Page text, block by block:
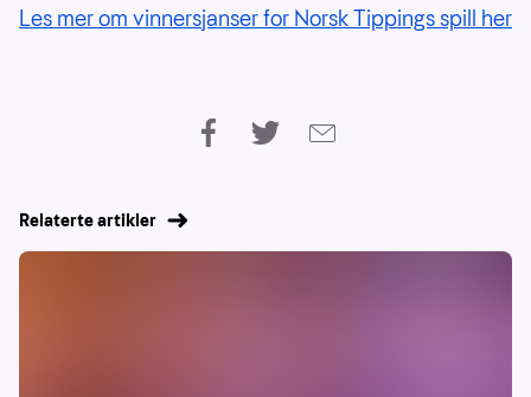
Les mer om vinnersjanser for Norsk Tippings spill her
Relaterte artikler